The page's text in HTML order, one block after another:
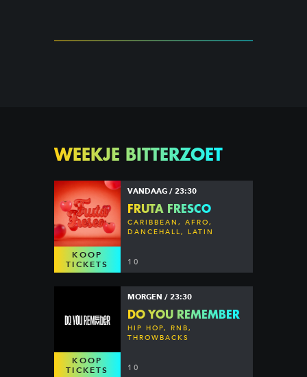
WEEKJE BITTERZOET
KOOP
TICKETS
VANDAAG / 23:30
FRUTA FRESCO
CARIBBEAN, AFRO,
DANCEHALL, LATIN
10
KOOP
TICKETS
MORGEN / 23:30
DO YOU REMEMBER
HIP HOP, RNB,
THROWBACKS
10